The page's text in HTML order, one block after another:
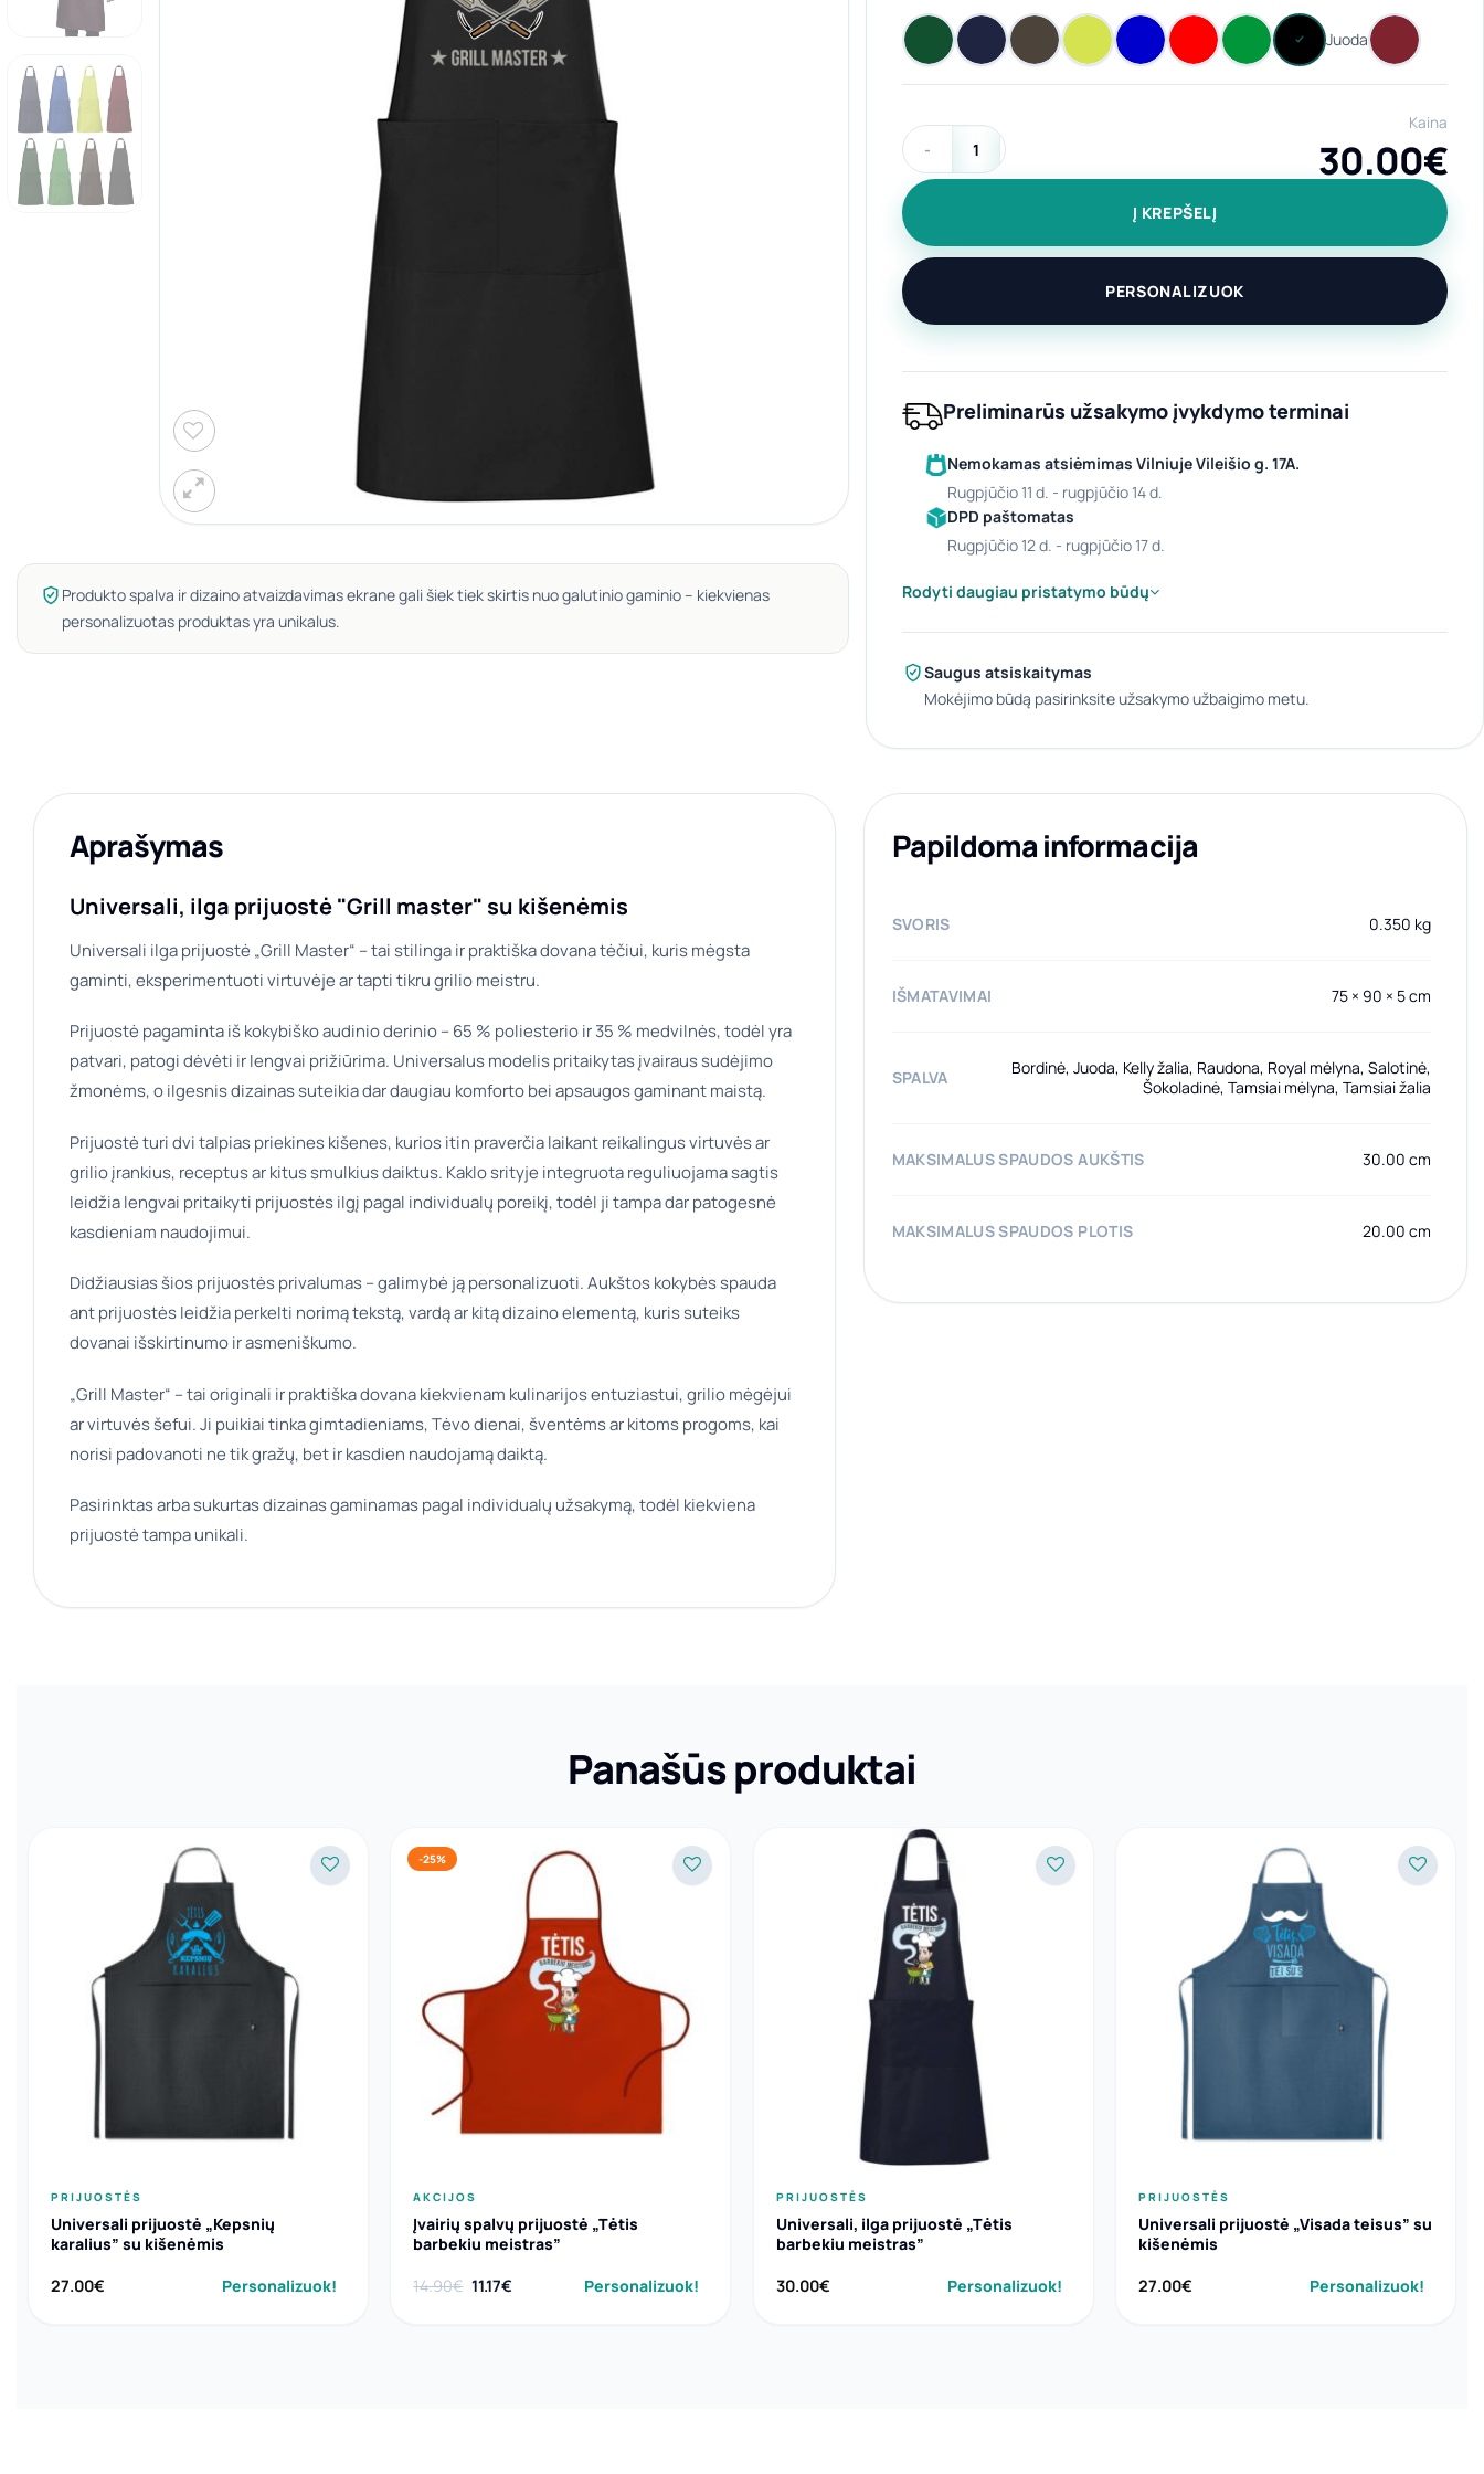
Produkto spalva ir dizaino atvaizdavimas ekrane gali šiek tiek skirtis nuo galutinio gaminio – kiekvienas
personalizuotas produktas yra unikalus.
produkto kiekis: Universali, ilga prijuostė "Grill master" su kišenėmis
Kaina
30.00€
Į KREPŠELĮ
PERSONALIZUOK
Preliminarūs užsakymo įvykdymo terminai
Nemokamas atsiėmimas Vilniuje Vileišio g. 17A.
rugpjūčio 11 d. - rugpjūčio 14 d.
DPD paštomatas
rugpjūčio 12 d. - rugpjūčio 17 d.
Rodyti daugiau pristatymo būdų
Saugus atsiskaitymas
Mokėjimo būdą pasirinksite užsakymo užbaigimo metu.
Aprašymas
Universali, ilga prijuostė "Grill master" su kišenėmis
Universali ilga prijuostė „Grill Master“ – tai stilinga ir praktiška dovana tėčiui, kuris mėgsta
gaminti, eksperimentuoti virtuvėje ar tapti tikru grilio meistru.
Prijuostė pagaminta iš kokybiško audinio derinio – 65 % poliesterio ir 35 % medvilnės, todėl yra
patvari, patogi dėvėti ir lengvai prižiūrima. Universalus modelis pritaikytas įvairaus sudėjimo
žmonėms, o ilgesnis dizainas suteikia dar daugiau komforto bei apsaugos gaminant maistą.
Prijuostė turi dvi talpias priekines kišenes, kurios itin praverčia laikant reikalingus virtuvės ar
grilio įrankius, receptus ar kitus smulkius daiktus. Kaklo srityje integruota reguliuojama sagtis
leidžia lengvai pritaikyti prijuostės ilgį pagal individualų poreikį, todėl ji tampa dar patogesnė
kasdieniam naudojimui.
Didžiausias šios prijuostės privalumas – galimybė ją personalizuoti. Aukštos kokybės spauda
ant prijuostės leidžia perkelti norimą tekstą, vardą ar kitą dizaino elementą, kuris suteiks
dovanai išskirtinumo ir asmeniškumo.
„Grill Master“ – tai originali ir praktiška dovana kiekvienam kulinarijos entuziastui, grilio mėgėjui
ar virtuvės šefui. Ji puikiai tinka gimtadieniams, Tėvo dienai, šventėms ar kitoms progoms, kai
norisi padovanoti ne tik gražų, bet ir kasdien naudojamą daiktą.
Pasirinktas arba sukurtas dizainas gaminamas pagal individualų užsakymą, todėl kiekviena
prijuostė tampa unikali.
Papildoma informacija
SVORIS 0.350 kg
IŠMATAVIMAI 75 × 90 × 5 cm
SPALVA
Bordinė, Juoda, Kelly žalia, Raudona, Royal mėlyna, Salotinė,
Šokoladinė, Tamsiai mėlyna, Tamsiai žalia
MAKSIMALUS SPAUDOS AUKŠTIS 30.00 cm
MAKSIMALUS SPAUDOS PLOTIS 20.00 cm
Panašūs produktai
PRIJUOSTĖS
Universali prijuostė „Kepsnių
karalius” su kišenėmis
27.00€ Personalizuok!
-25%
AKCIJOS
Įvairių spalvų prijuostė „Tėtis
barbekiu meistras”
14.90€ Original
11.17€Current Personalizuok!
PRIJUOSTĖS
Universali, ilga prijuostė „Tėtis
barbekiu meistras”
30.00€ Personalizuok!
PRIJUOSTĖS
Universali prijuostė „Visada teisus” su
kišenėmis
27.00€ Personalizuok!